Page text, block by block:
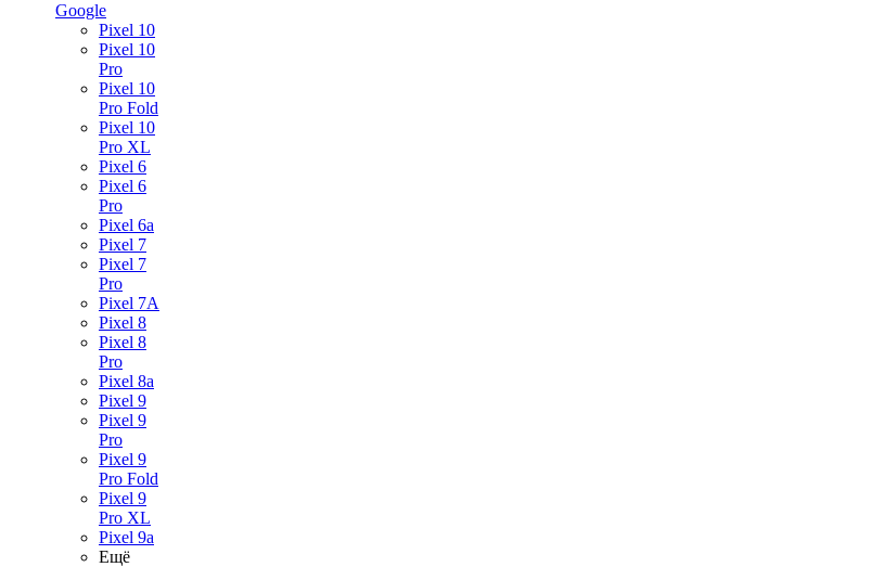
Google
Pixel 10
Pixel 10
Pro
Pixel 10
Pro Fold
Pixel 10
Pro XL
Pixel 6
Pixel 6
Pro
Pixel 6a
Pixel 7
Pixel 7
Pro
Pixel 7A
Pixel 8
Pixel 8
Pro
Pixel 8a
Pixel 9
Pixel 9
Pro
Pixel 9
Pro Fold
Pixel 9
Pro XL
Pixel 9a
Ещё